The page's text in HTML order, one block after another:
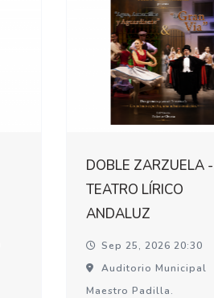
DOBLE ZARZUELA -
TEATRO LÍRICO
ANDALUZ
Sep 25, 2026 20:30
Auditorio Municipal
Maestro Padilla.